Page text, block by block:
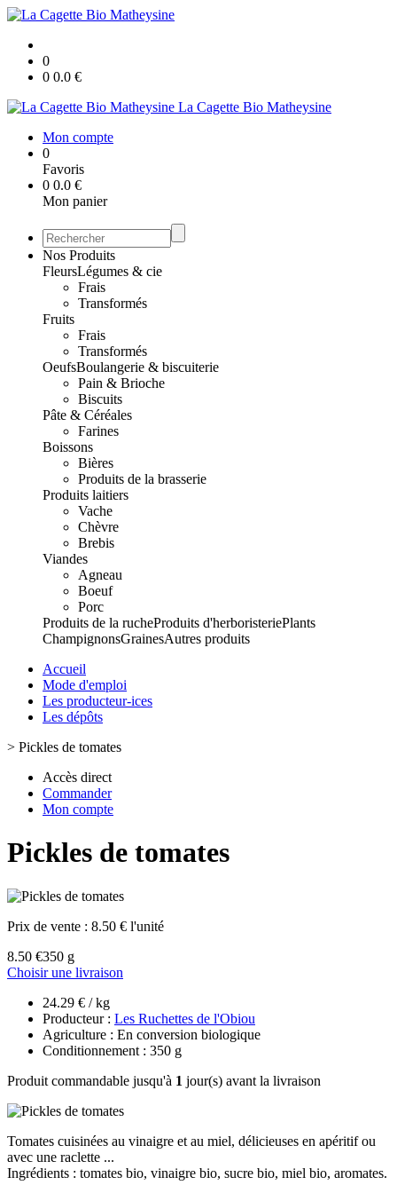
0
0 0.0 €
La Cagette Bio Matheysine
Mon compte
0
Favoris
0 0.0 €
Mon panier
Nos Produits
FleursLégumes & cie
Frais
Transformés
Fruits
Frais
Transformés
OeufsBoulangerie & biscuiterie
Pain & Brioche
Biscuits
Pâte & Céréales
Farines
Boissons
Bières
Produits de la brasserie
Produits laitiers
Vache
Chèvre
Brebis
Viandes
Agneau
Boeuf
Porc
Produits de la rucheProduits d'herboristeriePlants
ChampignonsGrainesAutres produits
Accueil
Mode d'emploi
Les producteur-ices
Les dépôts
> Pickles de tomates
Accès direct
Commander
Mon compte
Pickles de tomates
Prix de vente : 8.50 € l'unité
8.50 €350 g
Choisir une livraison
24.29 € / kg
Producteur : Les Ruchettes de l'Obiou
Agriculture : En conversion biologique
Conditionnement : 350 g
Produit commandable jusqu'à 1 jour(s) avant la livraison
Tomates cuisinées au vinaigre et au miel, délicieuses en apéritif ou
avec une raclette ...
Ingrédients : tomates bio, vinaigre bio, sucre bio, miel bio, aromates.